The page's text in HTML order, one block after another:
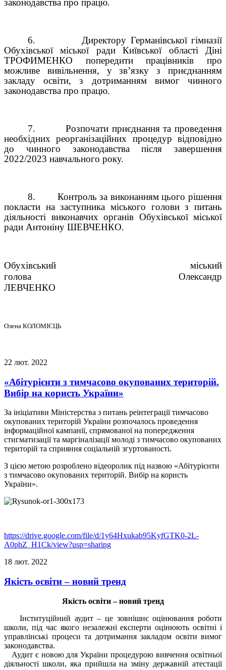
законодавства про працю.
6.
Директору Германівської гімназії
Обухівської міської ради Київської області Діні
ТРОФИМЕНКО попередити працівників про
можливе вивільнення, у зв’язку з приєднанням
закладу освіти, з дотриманням вимог чинного
законодавства про працю.
7.
Розпочати приєднання та проведення
необхідних реорганізаційних процедур відповідно
до чинного законодавства після завершення
2022/2023 навчального року.
8.
Контроль за виконанням цього рішення
покласти на заступника міського голови з питань
діяльності виконавчих органів Обухівської міської
ради Антоніну ШЕВЧЕНКО.
Обухівський міський
голова Олександр
ЛЕВЧЕНКО
Олена КОЛОМІЄЦЬ
22 лют. 2022
«Абітурієнти з тимчасово окупованих територій.
Вибір на користь України»
За ініціативи Міністерства з питань реінтеграції тимчасово
окупованих територій України розпочалось проведення
інформаційної кампанії, спрямованої на попередження
стигматизації та маргіналізації молоді з тимчасово окупованих
територій та сприяння соціальній згуртованості.
З цією метою розроблено відеоролик під назвою «Абітурієнти
з тимчасово окупованих територій. Вибір на користь
України».
https://drive.google.com/file/d/1y64Hxukab95KyfGTK0-2L-
A0phZ_H1Ck/view?usp=sharing
18 лют. 2022
Якість освіти – новий тренд
Якість освіти – новий тренд
Інституційний аудит – це зовнішнє оцінювання роботи
школи, під час якого незалежні експерти оцінюють освітні і
управлінські процеси та дотримання закладом освіти вимог
законодавства.
Аудит є новою для України процедурою вивчення освітньої
діяльності школи, яка прийшла на зміну державній атестації